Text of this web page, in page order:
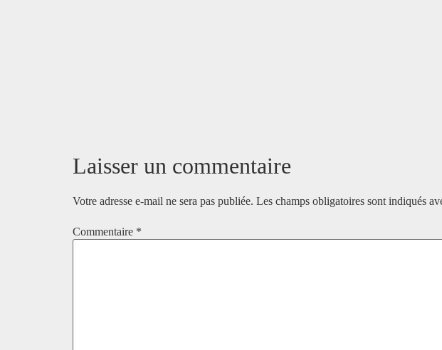
Laisser un commentaire
Votre adresse e-mail ne sera pas publiée. Les champs obligatoires sont indiqués
Commentaire *